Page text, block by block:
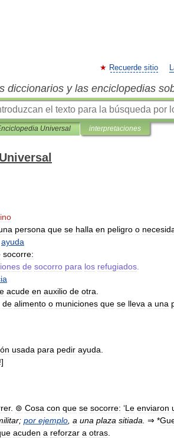
Recuerde sitio
diccionarios y las enciclopedias
Universal interpretaciones
persona que se halla en peligro o
ayuda
socorre:
de socorro para los refugiados
acude en auxilio de otra
de alimento o municiones que se lleva a una
usada para pedir ayuda
!]
. ⊚ Cosa con que se socorre: ‘Le enviaron
; por ejemplo a una plaza sitiada ⇒ *
acuden a reforzar a otras